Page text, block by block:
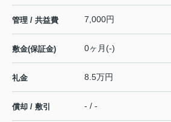
管理 / 共益費 7,000円
敷金(保証金) 0ヶ月(-)
礼金 8.5万円
償却 / 敷引 - / -